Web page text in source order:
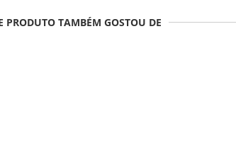
PRODUTO TAMBÉM GOSTOU DE